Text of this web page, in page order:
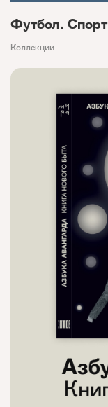
Футбол. Спорт
Коллекции